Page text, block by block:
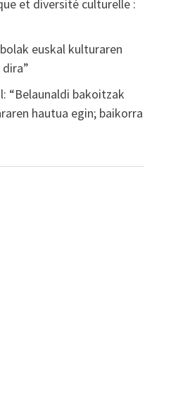
et diversité culturelle :
euskal kulturaren
“Belaunaldi bakoitzak
hautua egin; baikorra